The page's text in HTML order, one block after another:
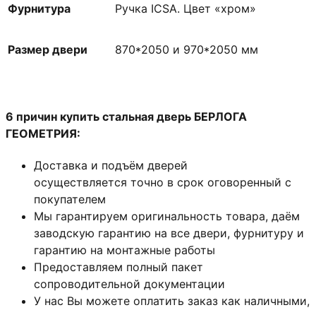
Фурнитура Ручка ICSA. Цвет «хром»
Размер двери 870*2050 и 970*2050 мм
6 причин купить стальная дверь БЕРЛОГА
ГЕОМЕТРИЯ:
Доставка и подъём дверей
осуществляется точно в срок оговоренный с
покупателем
Мы гарантируем оригинальность товара, даём
заводскую гарантию на все двери, фурнитуру и
гарантию на монтажные работы
Предоставляем полный пакет
сопроводительной документации
У нас Вы можете оплатить заказ как наличными,